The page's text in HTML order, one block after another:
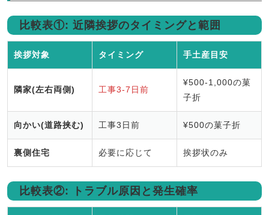
比較表①: 近隣挨拶のタイミングと範囲
挨拶対象 タイミング 手土産目安
隣家(左右両側) 工事3-7日前
¥500-1,000の菓
子折
向かい(道路挟む) 工事3日前 ¥500の菓子折
裏側住宅 必要に応じて 挨拶状のみ
比較表②: トラブル原因と発生確率